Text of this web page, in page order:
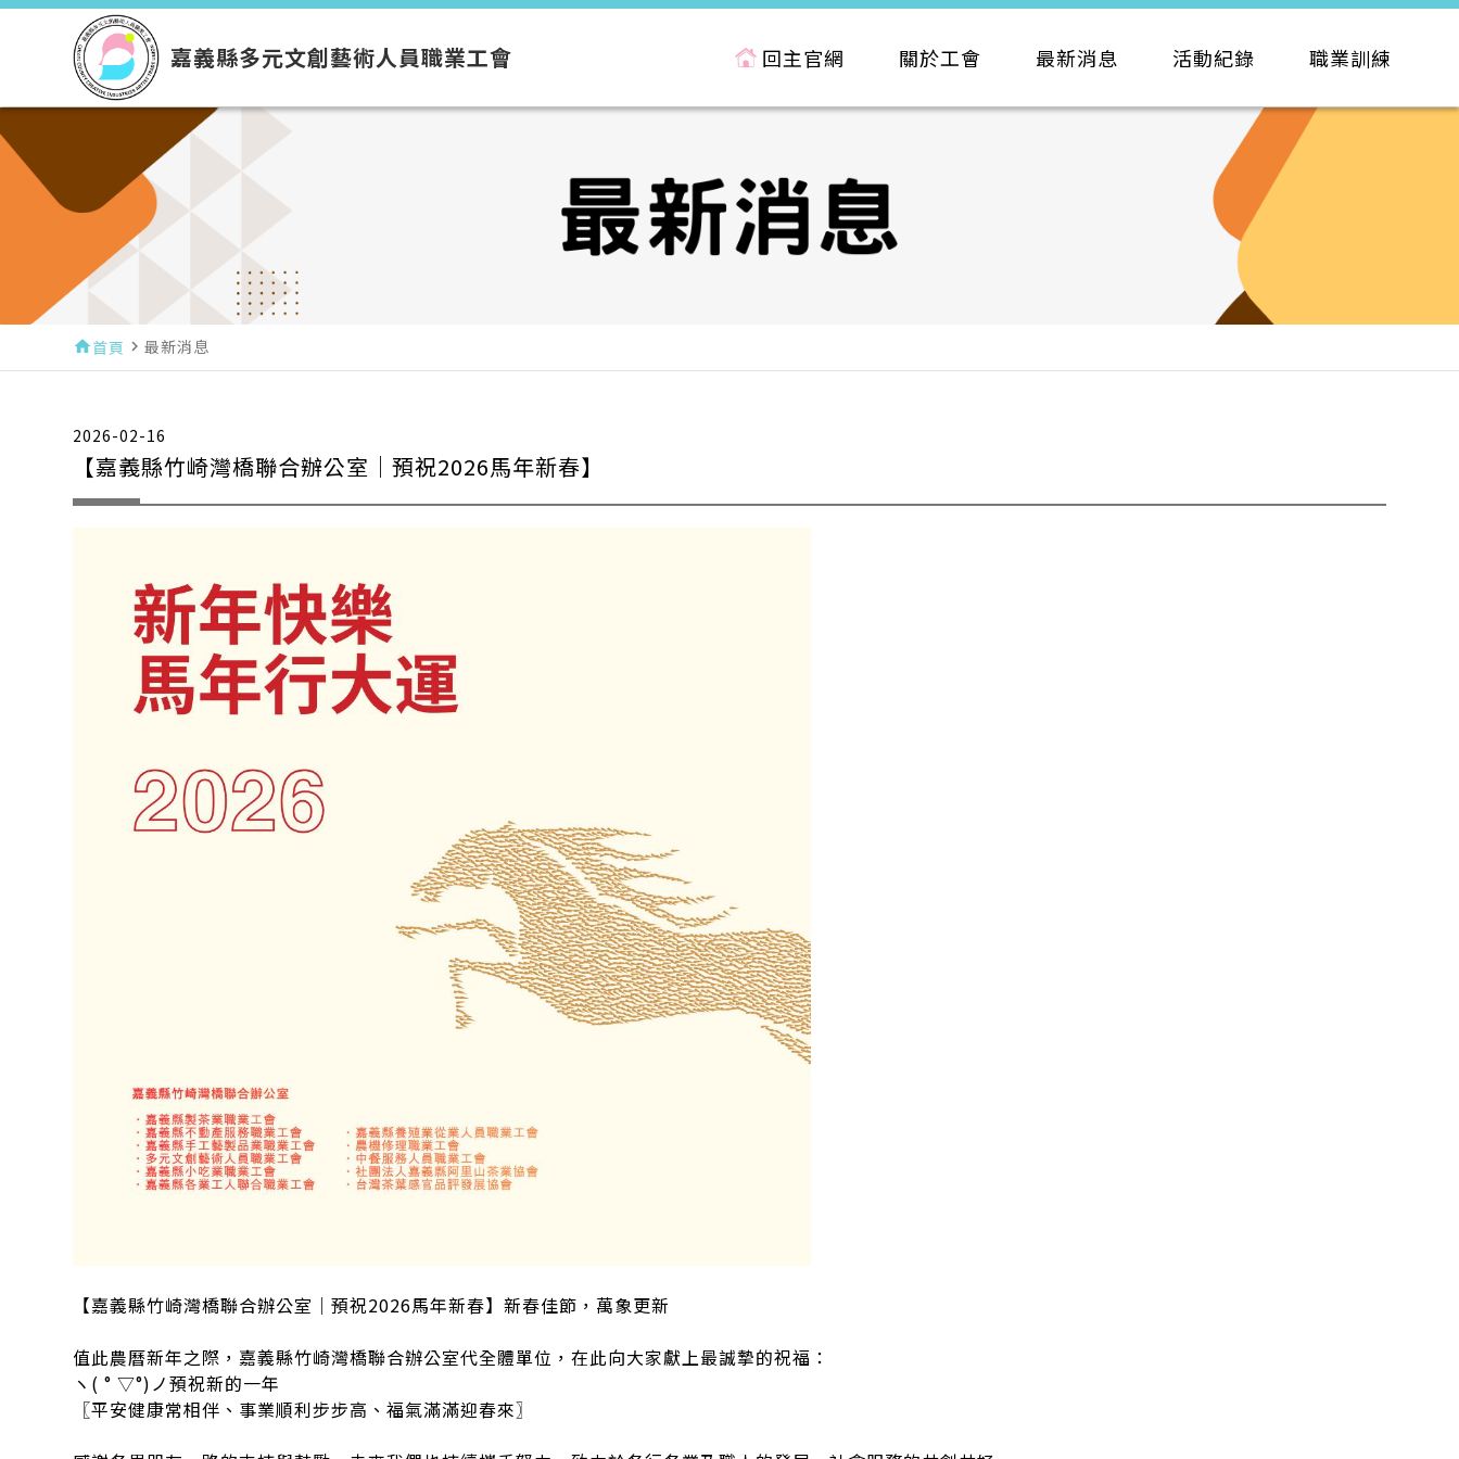
嘉義縣多元文創藝術人員職業工會 回主官網 關於工會 最新消息 活動紀錄 職業訓練
home首頁 navigate_next最新消息
2026-02-16
【嘉義縣竹崎灣橋聯合辦公室｜預祝2026馬年新春】
【嘉義縣竹崎灣橋聯合辦公室｜預祝2026馬年新春】新春佳節，萬象更新
值此農曆新年之際，嘉義縣竹崎灣橋聯合辦公室代全體單位，在此向大家獻上最誠摯的祝福：
ヽ( ° ▽°)ノ預祝新的一年
〖平安健康常相伴、事業順利步步高、福氣滿滿迎春來〗